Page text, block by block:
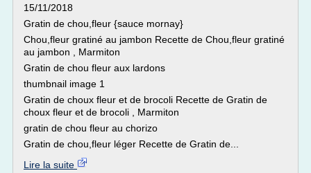
15/11/2018
Gratin de chou,fleur {sauce mornay}
Chou,fleur gratiné au jambon Recette de Chou,fleur gratiné
au jambon , Marmiton
Gratin de chou fleur aux lardons
thumbnail image 1
Gratin de choux fleur et de brocoli Recette de Gratin de
choux fleur et de brocoli , Marmiton
gratin de chou fleur au chorizo
Gratin de chou,fleur léger Recette de Gratin de...
Lire la suite